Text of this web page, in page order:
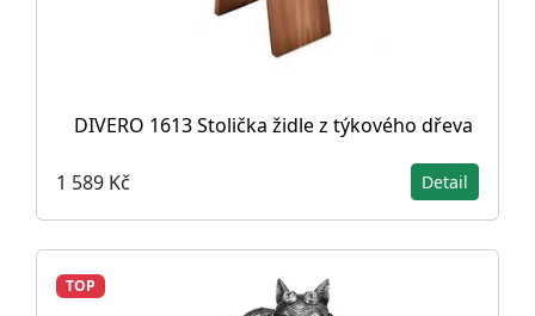
DIVERO 1613 Stolička židle z týkového dřeva
1 589 Kč Detail
TOP